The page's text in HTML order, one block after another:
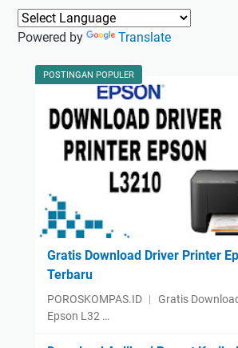
Powered by Translate
POSTINGAN POPULER
Gratis Download Driver Printer
Terbaru
POROSKOMPAS.ID ︱ Gratis
Epson L32 …